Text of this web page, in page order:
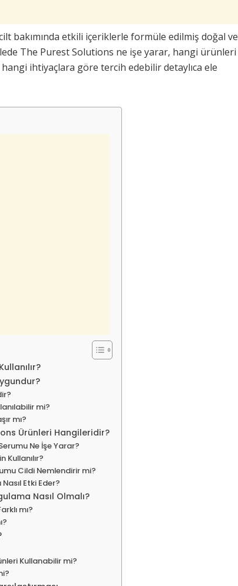
bakımında etkili içeriklerle formüle edilmiş doğal ve
The Purest Solutions ne işe yarar, hangi ürünleri
ihtiyaçlara göre tercih edebilir detaylıca ele
mi?
mı?
Ürünleri Hangileridir?
Ne İşe Yarar?
Kullanılır?
Cildi Nemlendirir mi?
Etki Eder?
Nasıl Olmalı?
mı?
Kullanabilir mi?